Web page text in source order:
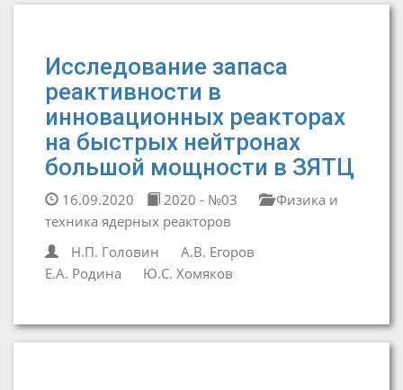
Исследование запаса
реактивности в
инновационных реакторах
на быстрых нейтронах
большой мощности в ЗЯТЦ
16.09.2020 2020 - №03
Физика и
техника ядерных реакторов
Н.П. Головин
А.В. Егоров
Е.А. Родина
Ю.С. Хомяков